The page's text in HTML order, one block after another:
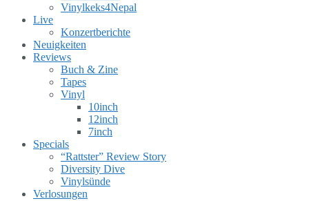
Vinylkeks4Nepal
Live
Konzertberichte
Neuigkeiten
Reviews
Buch & Zine
Tapes
Vinyl
10inch
12inch
7inch
Specials
“Rattster” Review Story
Diversity Dive
Vinylsünde
Verlosungen